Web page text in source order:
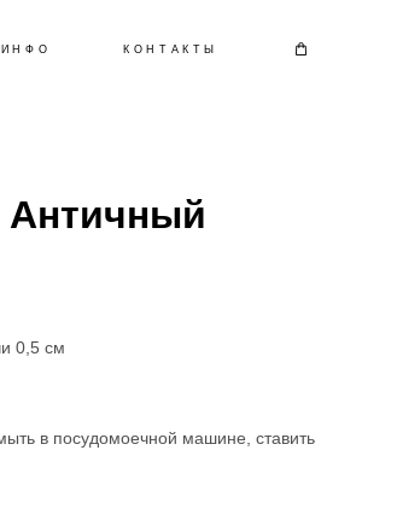
ИНФО КОНТАКТЫ
Античный
0,5 см
в посудомоечной машине, ставить